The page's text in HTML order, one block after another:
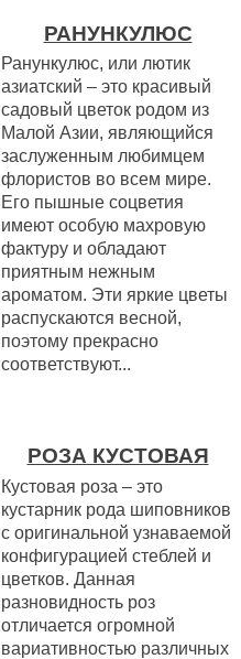
РАНУНКУЛЮС
Ранункулюс, или лютик
азиатский – это красивый
садовый цветок родом из
Малой Азии, являющийся
заслуженным любимцем
флористов во всем мире.
Его пышные соцветия
имеют особую махровую
фактуру и обладают
приятным нежным
ароматом. Эти яркие цветы
распускаются весной,
поэтому прекрасно
соответствуют...
РОЗА КУСТОВАЯ
Кустовая роза – это
кустарник рода шиповников
с оригинальной узнаваемой
конфигурацией стеблей и
цветков. Данная
разновидность роз
отличается огромной
вариативностью различных